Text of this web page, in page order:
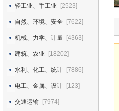
轻工业、手工业 [2523]
自然、环境、安全 [7622]
机械、力学、计量 [4363]
建筑、农业 [18202]
水利、化工、统计 [7886]
电工、金属、设计 [123]
交通运输 [7974]